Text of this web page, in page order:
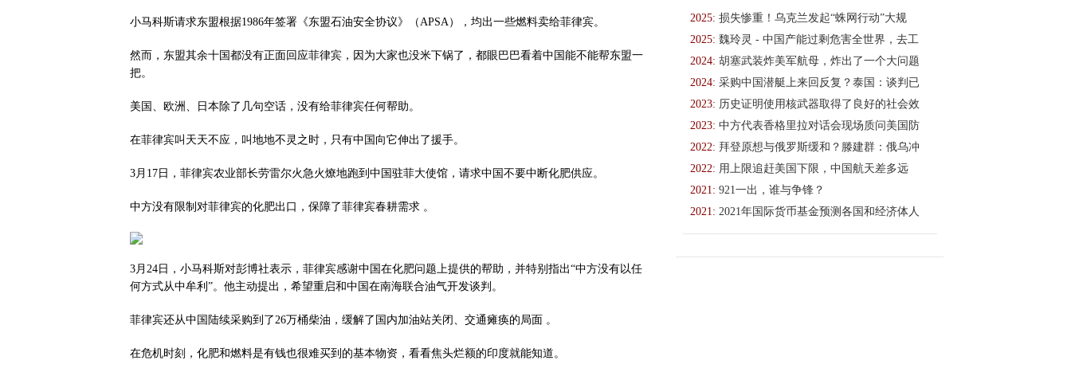
小马科斯请求东盟根据1986年签署《东盟石油安全协议》（APSA），均出一些燃料卖给菲律宾。
然而，东盟其余十国都没有正面回应菲律宾，因为大家也没米下锅了，都眼巴巴看着中国能不能帮东盟一
把。
美国、欧洲、日本除了几句空话，没有给菲律宾任何帮助。
在菲律宾叫天天不应，叫地地不灵之时，只有中国向它伸出了援手。
3月17日，菲律宾农业部长劳雷尔火急火燎地跑到中国驻菲大使馆，请求中国不要中断化肥供应。
中方没有限制对菲律宾的化肥出口，保障了菲律宾春耕需求 。
3月24日，小马科斯对彭博社表示，菲律宾感谢中国在化肥问题上提供的帮助，并特别指出“中方没有以任
何方式从中牟利”。他主动提出，希望重启和中国在南海联合油气开发谈判。
菲律宾还从中国陆续采购到了26万桶柴油，缓解了国内加油站关闭、交通瘫痪的局面 。
在危机时刻，化肥和燃料是有钱也很难买到的基本物资，看看焦头烂额的印度就能知道。
2025: 损失惨重！乌克兰发起“蛛网行动”大规
2025: 魏玲灵 - 中国产能过剩危害全世界，去工
2024: 胡塞武装炸美军航母，炸出了一个大问题
2024: 采购中国潜艇上来回反复？泰国：谈判已
2023: 历史证明使用核武器取得了良好的社会效
2023: 中方代表香格里拉对话会现场质问美国防
2022: 拜登原想与俄罗斯缓和？滕建群：俄乌冲
2022: 用上限追赶美国下限，中国航天差多远
2021: 921一出，谁与争锋？
2021: 2021年国际货币基金预测各国和经济体人